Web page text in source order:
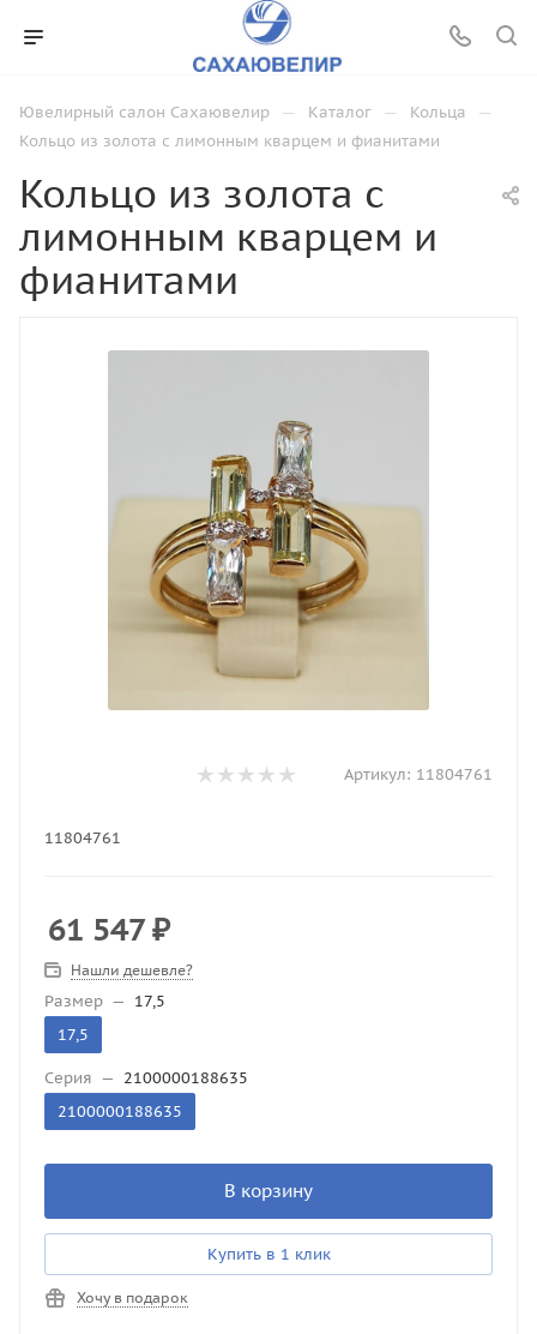
Ювелирный салон Сахаювелир — Каталог — Кольца —
Кольцо из золота с лимонным кварцем и фианитами
Кольцо из золота с
лимонным кварцем и
фианитами
Артикул: 11804761
11804761
61 547₽
Нашли дешевле?
Размер — 17,5
17,5
Серия — 2100000188635
2100000188635
В корзину
Купить в 1 клик
Хочу в подарок